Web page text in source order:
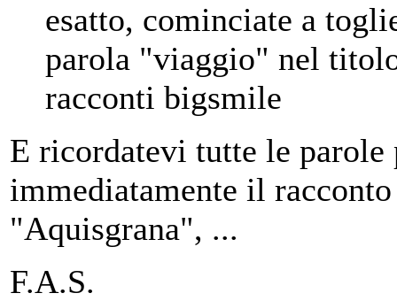
esatto, cominciate a
parola "viaggio" nel
racconti bigsmile
E ricordatevi tutte le
immediatamente il
"Aquisgrana", ...
F.A.S.